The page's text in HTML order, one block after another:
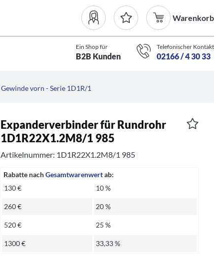
Warenkorb
Ein Shop für
B2B Kunden
Telefonischer Kontakt
02166 / 4 30 33
Gewinde vorn - Serie 1D1R/1
Expanderverbinder für Rundrohr
1D1R22X1.2M8/1 985
Artikelnummer: 1D1R22X1.2M8/1 985
Rabatte nachGesamtwarenwertab:
130 €
10 %
260 € 20 %
520 € 25 %
1300 € 33,33 %